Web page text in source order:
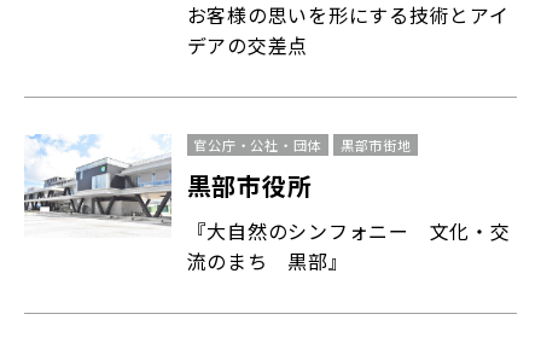
お客様の思いを形にする技術とアイ
デアの交差点
官公庁・公社・団体 黒部市街地
黒部市役所
『大自然のシンフォニー 文化・交
流のまち 黒部』